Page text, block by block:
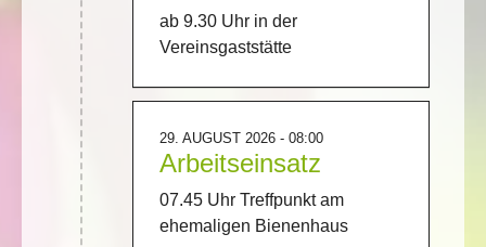
ab 9.30 Uhr in der
Vereinsgaststätte
29. AUGUST 2026 - 08:00
Arbeitseinsatz
07.45 Uhr Treffpunkt am
ehemaligen Bienenhaus